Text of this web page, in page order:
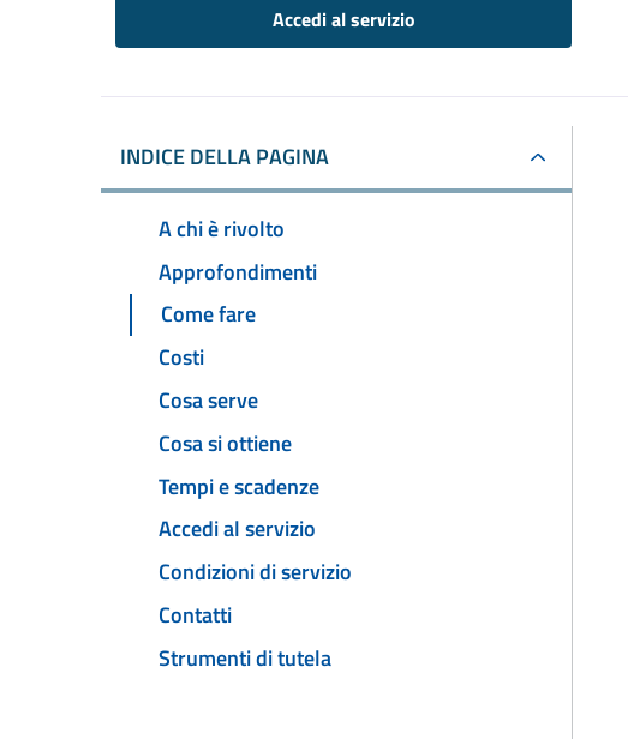
Accedi al servizio
INDICE DELLA PAGINA
A chi è rivolto
Approfondimenti
Come fare
Costi
Cosa serve
Cosa si ottiene
Tempi e scadenze
Accedi al servizio
Condizioni di servizio
Contatti
Strumenti di tutela